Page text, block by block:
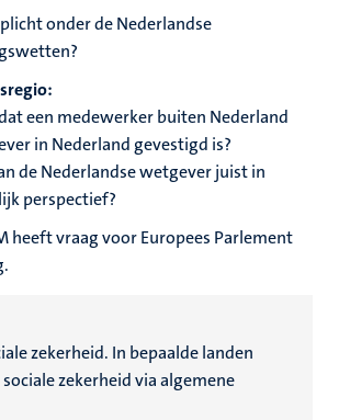
onder de Nederlandse
een medewerker buiten Nederland
in Nederland gevestigd is?
de Nederlandse wetgever juist in
perspectief?
heeft vraag voor Europees Parlement
zekerheid. In bepaalde landen
zekerheid via algemene